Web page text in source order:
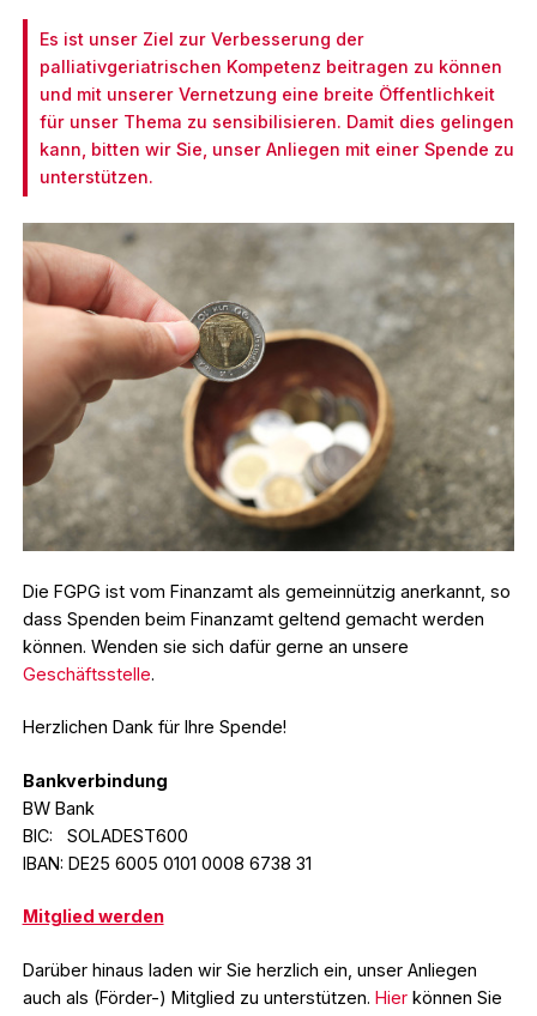
Es ist unser Ziel zur Verbesserung der
palliativgeriatrischen Kompetenz beitragen zu können
und mit unserer Vernetzung eine breite Öffentlichkeit
für unser Thema zu sensibilisieren. Damit dies gelingen
kann, bitten wir Sie, unser Anliegen mit einer Spende zu
unterstützen.
Die FGPG ist vom Finanzamt als gemeinnützig anerkannt, so
dass Spenden beim Finanzamt geltend gemacht werden
können. Wenden sie sich dafür gerne an unsere
Geschäftsstelle.
Herzlichen Dank für Ihre Spende!
Bankverbindung
BW Bank
BIC: SOLADEST600
IBAN: DE25 6005 0101 0008 6738 31
Mitglied werden
Darüber hinaus laden wir Sie herzlich ein, unser Anliegen
auch als (Förder-) Mitglied zu unterstützen. Hierkönnen Sie